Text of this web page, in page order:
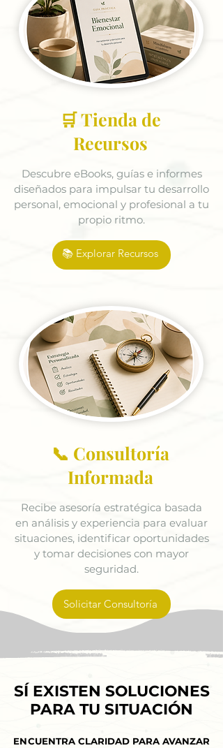
🛒 Tienda de
Recursos
Descubre eBooks, guías e informes
diseñados para impulsar tu desarrollo
personal, emocional y profesional a tu
propio ritmo.
📚 Explorar Recursos
📞 Consultoría
Informada
Recibe asesoría estratégica basada
en análisis y experiencia para evaluar
situaciones, identificar oportunidades
y tomar decisiones con mayor
seguridad.
Solicitar Consultoría
SÍ EXISTEN SOLUCIONES
PARA TU SITUACIÓN
SÍ EXISTEN SOLUCIONES
PARA TU SITUACIÓN
ENCUENTRA CLARIDAD PARA AVANZAR
ENCUENTRA CLARIDAD PARA AVANZAR